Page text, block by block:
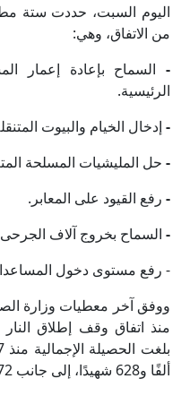
اليوم السبت، حددت ستة
من الاتفاق، وهي:
- السماح بإعادة إعمار
الرئيسية.
- إدخال الخيام والبيوت
- حل المليشيات المسلحة
- رفع القيود على المعابر.
- السماح بخروج آلاف
- رفع مستوى دخول المساعدات
ووفق آخر معطيات وزارة
ألفًا و628 شهيدًا، إلى جانب 172 ألفًا و520 إصابة.